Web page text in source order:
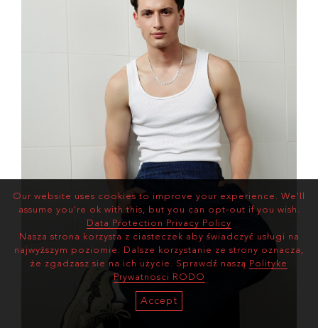
Our website uses cookies to improve your experience. We'll
assume you're ok with this, but you can opt-out if you wish.
Data Protection Privacy Policy
Nasza strona korzysta z ciasteczek aby świadczyć usługi na
najwyższym poziomie. Dalsze korzystanie ze strony oznacza,
że zgadzasz sie na ich użycie. Sprawdź naszą Polityke
Prywatnosci RODO
Accept